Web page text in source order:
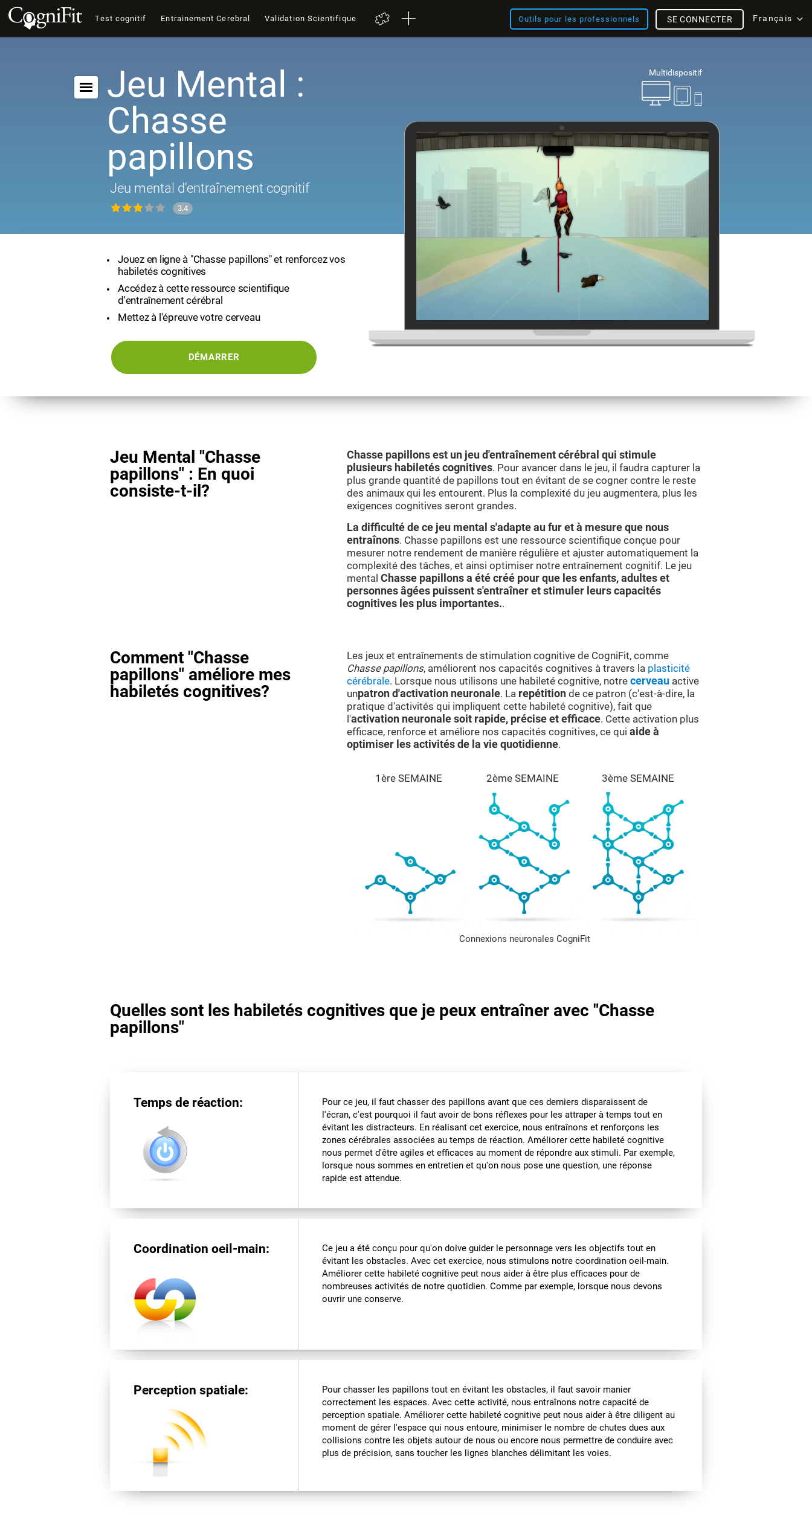
Test cognitif Entrainement Cerebral Validation Scientifique Outils pour les professionnels Français
SE CONNECTER
Multidispositif
Jeu Mental :
Chasse
papillons
Jeu mental d'entraînement cognitif
3.4
Jouez en ligne à "Chasse papillons" et renforcez vos
habiletés cognitives
Accédez à cette ressource scientifique
d'entraînement cérébral
Mettez à l'épreuve votre cerveau
DÉMARRER
Jeu Mental "Chasse
papillons" : En quoi
consiste-t-il?
Chasse papillons est un jeu d'entraînement cérébral qui stimule
plusieurs habiletés cognitives. Pour avancer dans le jeu, il faudra capturer la
plus grande quantité de papillons tout en évitant de se cogner contre le reste
des animaux qui les entourent. Plus la complexité du jeu augmentera, plus les
exigences cognitives seront grandes.
La difficulté de ce jeu mental s'adapte au fur et à mesure que nous
entraînons. Chasse papillons est une ressource scientifique conçue pour
mesurer notre rendement de manière régulière et ajuster automatiquement la
complexité des tâches, et ainsi optimiser notre entraînement cognitif. Le jeu
mental Chasse papillons a été créé pour que les enfants, adultes et
personnes âgées puissent s'entraîner et stimuler leurs capacités
cognitives les plus importantes..
Comment "Chasse
papillons" améliore mes
habiletés cognitives?
Les jeux et entraînements de stimulation cognitive de CogniFit, comme
Chasse papillons, améliorent nos capacités cognitives à travers la plasticité
cérébrale. Lorsque nous utilisons une habileté cognitive, notre cerveau active
unpatron d'activation neuronale. La repétition de ce patron (c'est-à-dire, la
pratique d'activités qui impliquent cette habileté cognitive), fait que
l'activation neuronale soit rapide, précise et efficace. Cette activation plus
efficace, renforce et améliore nos capacités cognitives, ce qui aide à
optimiser les activités de la vie quotidienne.
1ère SEMAINE 2ème SEMAINE 3ème SEMAINE
Connexions neuronales CogniFit
Quelles sont les habiletés cognitives que je peux entraîner avec "Chasse
papillons"
Temps de réaction:
Pour ce jeu, il faut chasser des papillons avant que ces derniers disparaissent de
l'écran, c'est pourquoi il faut avoir de bons réflexes pour les attraper à temps tout en
évitant les distracteurs. En réalisant cet exercice, nous entraînons et renforçons les
zones cérébrales associées au temps de réaction. Améliorer cette habileté cognitive
nous permet d'être agiles et efficaces au moment de répondre aux stimuli. Par exemple,
lorsque nous sommes en entretien et qu'on nous pose une question, une réponse
rapide est attendue.
Coordination oeil-main:
Ce jeu a été conçu pour qu'on doive guider le personnage vers les objectifs tout en
évitant les obstacles. Avec cet exercice, nous stimulons notre coordination oeil-main.
Améliorer cette habileté cognitive peut nous aider à être plus efficaces pour de
nombreuses activités de notre quotidien. Comme par exemple, lorsque nous devons
ouvrir une conserve.
Perception spatiale:
Pour chasser les papillons tout en évitant les obstacles, il faut savoir manier
correctement les espaces. Avec cette activité, nous entraînons notre capacité de
perception spatiale. Améliorer cette habileté cognitive peut nous aider à être diligent au
moment de gérer l'espace qui nous entoure, minimiser le nombre de chutes dues aux
collisions contre les objets autour de nous ou encore nous permettre de conduire avec
plus de précision, sans toucher les lignes blanches délimitant les voies.